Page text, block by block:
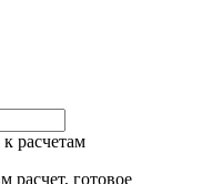
расчетам
готовое